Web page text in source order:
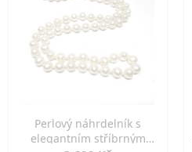
Perlový náhrdelník s
elegantním stříbrným